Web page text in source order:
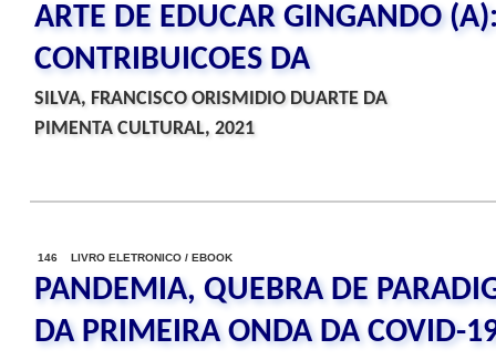
ARTE DE EDUCAR GINGANDO
CONTRIBUICOES DA
SILVA, FRANCISCO ORISMIDIO DUARTE DA
PIMENTA CULTURAL, 2021
146 LIVRO ELETRONICO / EBOOK
PANDEMIA, QUEBRA DE
DA PRIMEIRA ONDA DA COVID-